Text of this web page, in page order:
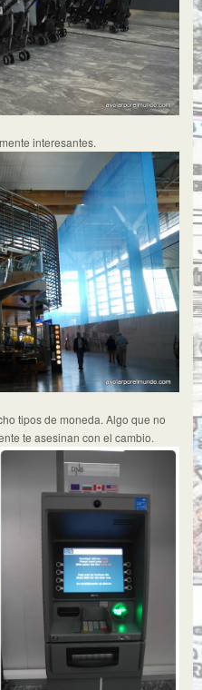
interesantes.
tipos de moneda. Algo que no
te asesinan con el cambio.